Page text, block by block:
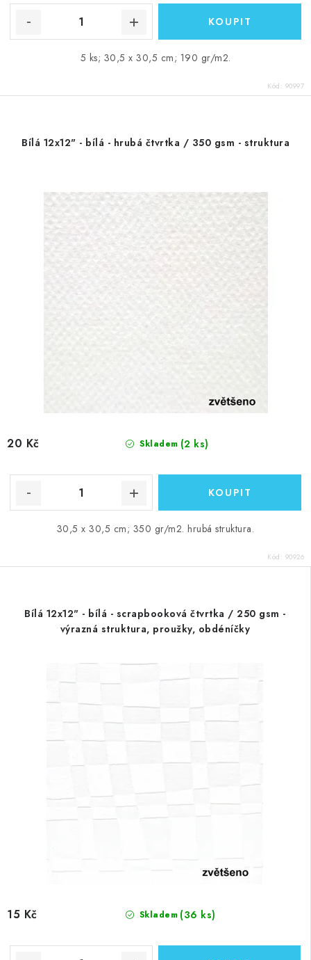
5 ks; 30,5 x 30,5 cm; 190 gr/m2.
Kód: 90997
Bílá 12x12" - bílá - hrubá čtvrtka / 350 gsm - struktura
Skladem (2 ks)
20 Kč
30,5 x 30,5 cm; 350 gr/m2. hrubá struktura.
Kód: 90926
Bílá 12x12" - bílá - scrapbooková čtvrtka / 250 gsm -
výrazná struktura, proužky, obdéníčky
Skladem (36 ks)
15 Kč